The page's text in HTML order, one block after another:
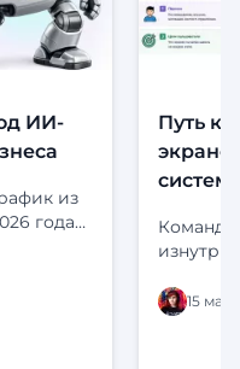
ИИ-
из
года
Путь
Команда
15 мая